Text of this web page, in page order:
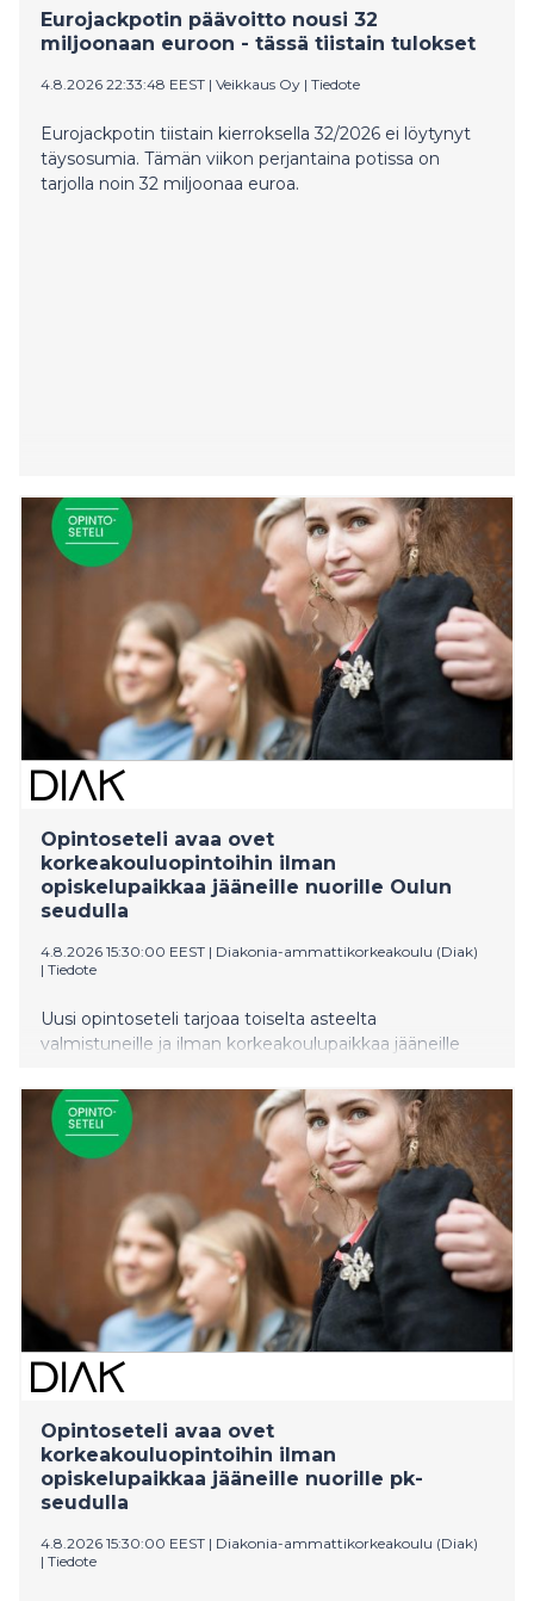
Eurojackpotin päävoitto nousi 32
miljoonaan euroon - tässä tiistain tulokset
4.8.2026 22:33:48 EEST | Veikkaus Oy | Tiedote
Eurojackpotin tiistain kierroksella 32/2026 ei löytynyt
täysosumia. Tämän viikon perjantaina potissa on
tarjolla noin 32 miljoonaa euroa.
Opintoseteli avaa ovet
korkeakouluopintoihin ilman
opiskelupaikkaa jääneille nuorille Oulun
seudulla
4.8.2026 15:30:00 EEST | Diakonia-ammattikorkeakoulu (Diak)
| Tiedote
Uusi opintoseteli tarjoaa toiselta asteelta
valmistuneille ja ilman korkeakoulupaikkaa jääneille
avoimia korkeakouluopintoja täysin maksutta.
Opintoseteli otetaan valtakunnallisesti käyttöön
huomenna 5.8.2026.
Opintoseteli avaa ovet
korkeakouluopintoihin ilman
opiskelupaikkaa jääneille nuorille pk-
seudulla
4.8.2026 15:30:00 EEST | Diakonia-ammattikorkeakoulu (Diak)
| Tiedote